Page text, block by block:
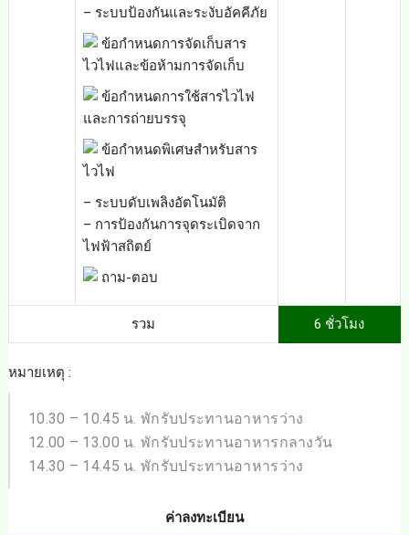
– ระบบป้องกันและระงับอัคคีภัย
ข้อกำหนดการจัดเก็บสาร
ไวไฟและข้อห้ามการจัดเก็บ
ข้อกำหนดการใช้สารไวไฟ
และการถ่ายบรรจุ
ข้อกำหนดพิเศษสำหรับสาร
ไวไฟ
– ระบบดับเพลิงอัตโนมัติ
– การป้องกันการจุดระเบิดจาก
ไฟฟ้าสถิตย์
ถาม-ตอบ
รวม 6 ชั่วโมง
หมายเหตุ :
10.30 – 10.45 น. พักรับประทานอาหารว่าง
12.00 – 13.00 น. พักรับประทานอาหารกลางวัน
14.30 – 14.45 น. พักรับประทานอาหารว่าง
ค่าลงทะเบียน